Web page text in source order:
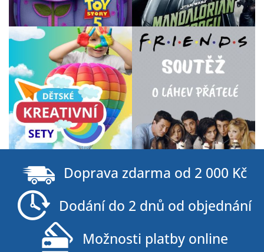
Doprava zdarma od 2 000 Kč
Dodání do 2 dnů od objednání
Možnosti platby online